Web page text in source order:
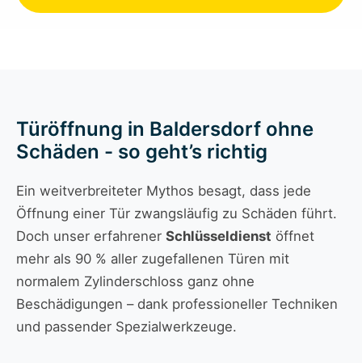
Türöffnung in Baldersdorf ohne
Schäden - so geht’s richtig
Ein weitverbreiteter Mythos besagt, dass jede
Öffnung einer Tür zwangsläufig zu Schäden führt.
Doch unser erfahrener Schlüsseldienst öffnet
mehr als 90 % aller zugefallenen Türen mit
normalem Zylinderschloss ganz ohne
Beschädigungen – dank professioneller Techniken
und passender Spezialwerkzeuge.